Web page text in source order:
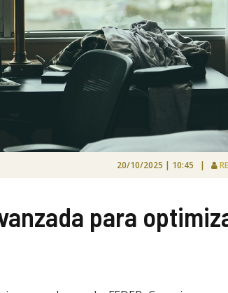
20/10/2025 | 10:45 |
para